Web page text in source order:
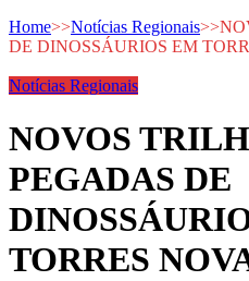
Home>>Notícias Regionais>>
DE DINOSSÁURIOS EM
Notícias Regionais
NOVOS
PEGADAS DE
TORRES